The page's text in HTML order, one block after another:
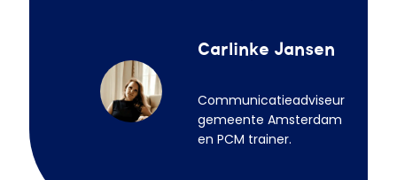
Carlinke Jansen
Communicatieadviseur
gemeente Amsterdam
en PCM trainer.